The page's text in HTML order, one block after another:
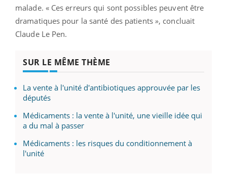
malade. « Ces erreurs qui sont possibles peuvent être
dramatiques pour la santé des patients », concluait
Claude Le Pen.
SUR LE MÊME THÈME
La vente à l'unité d'antibiotiques approuvée par les
députés
Médicaments : la vente à l'unité, une vieille idée qui
a du mal à passer
Médicaments : les risques du conditionnement à
l'unité